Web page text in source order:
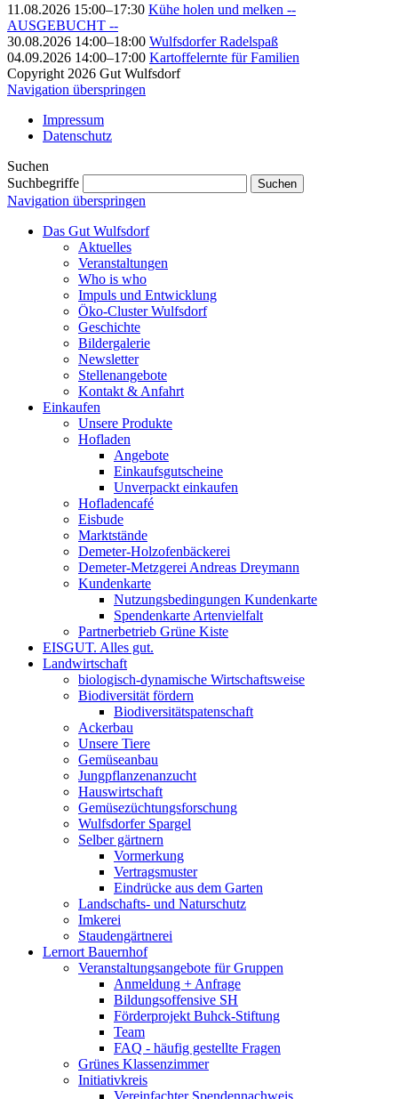
11.08.2026 15:00–17:30 Kühe holen und melken --
AUSGEBUCHT --
30.08.2026 14:00–18:00 Wulfsdorfer Radelspaß
04.09.2026 14:00–17:00 Kartoffelernte für Familien
Copyright 2026 Gut Wulfsdorf
Navigation überspringen
Impressum
Datenschutz
Suchen
Suchbegriffe
Suchen
Navigation überspringen
Das Gut Wulfsdorf
Aktuelles
Veranstaltungen
Who is who
Impuls und Entwicklung
Öko-Cluster Wulfsdorf
Geschichte
Bildergalerie
Newsletter
Stellenangebote
Kontakt & Anfahrt
Einkaufen
Unsere Produkte
Hofladen
Angebote
Einkaufsgutscheine
Unverpackt einkaufen
Hofladencafé
Eisbude
Marktstände
Demeter-Holzofenbäckerei
Demeter-Metzgerei Andreas Dreymann
Kundenkarte
Nutzungsbedingungen Kundenkarte
Spendenkarte Artenvielfalt
Partnerbetrieb Grüne Kiste
EISGUT. Alles gut.
Landwirtschaft
biologisch-dynamische Wirtschaftsweise
Biodiversität fördern
Biodiversitätspatenschaft
Ackerbau
Unsere Tiere
Gemüseanbau
Jungpflanzenanzucht
Hauswirtschaft
Gemüsezüchtungsforschung
Wulfsdorfer Spargel
Selber gärtnern
Vormerkung
Vertragsmuster
Eindrücke aus dem Garten
Landschafts- und Naturschutz
Imkerei
Staudengärtnerei
Lernort Bauernhof
Veranstaltungsangebote für Gruppen
Anmeldung + Anfrage
Bildungsoffensive SH
Förderprojekt Buhck-Stiftung
Team
FAQ - häufig gestellte Fragen
Grünes Klassenzimmer
Initiativkreis
Vereinfachter Spendennachweis